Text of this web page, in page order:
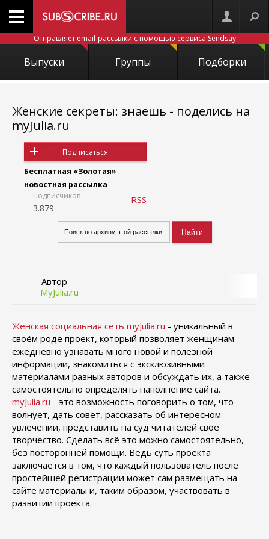
Отправляет email-рассылки с помощью сервиса Sendsay
Выпуски Группы Подборки
Женские секреты: знаешь - поделись на
myJulia.ru
Подписаться
Бесплатная «Золотая»
новостная рассылка
Подписчиков
3.879
RSS
Автор
MyJulia.ru
Женская социальная сеть myJulia.ru - уникальный в
своём роде проект, который позволяет женщинам
ежедневно узнавать много новой и полезной
информации, знакомиться с эксклюзивными
материалами разных авторов и обсуждать их, а также
самостоятельно определять наполнение сайта.
myJulia.ru - это возможность поговорить о том, что
волнует, дать совет, рассказать об интересном
увлечении, представить на суд читателей своё
творчество. Сделать всё это можно самостоятельно,
без посторонней помощи. Ведь суть проекта
заключается в том, что каждый пользователь после
простейшей регистрации может сам размещать на
сайте материалы и, таким образом, участвовать в
развитии проекта.